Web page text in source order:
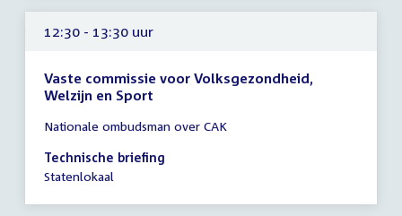
12:30 - 13:30 uur
Vaste commissie voor Volksgezondheid,
Welzijn en Sport
vergadering
12:30
-
uur
Nationale ombudsman over CAK
Technische briefing
Statenlokaal